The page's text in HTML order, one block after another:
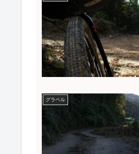
グラベル